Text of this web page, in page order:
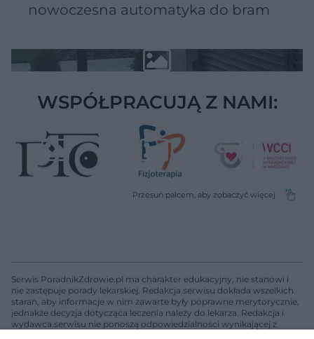
nowoczesna automatyka do bram
WSPÓŁPRACUJĄ Z NAMI:
Serwis PoradnikZdrowie.pl ma charakter edukacyjny, nie stanowi i
nie zastępuje porady lekarskiej. Redakcja serwisu dokłada wszelkich
starań, aby informacje w nim zawarte były poprawne merytorycznie,
jednakże decyzja dotycząca leczenia należy do lekarza. Redakcja i
wydawca serwisu nie ponoszą odpowiedzialności wynikającej z